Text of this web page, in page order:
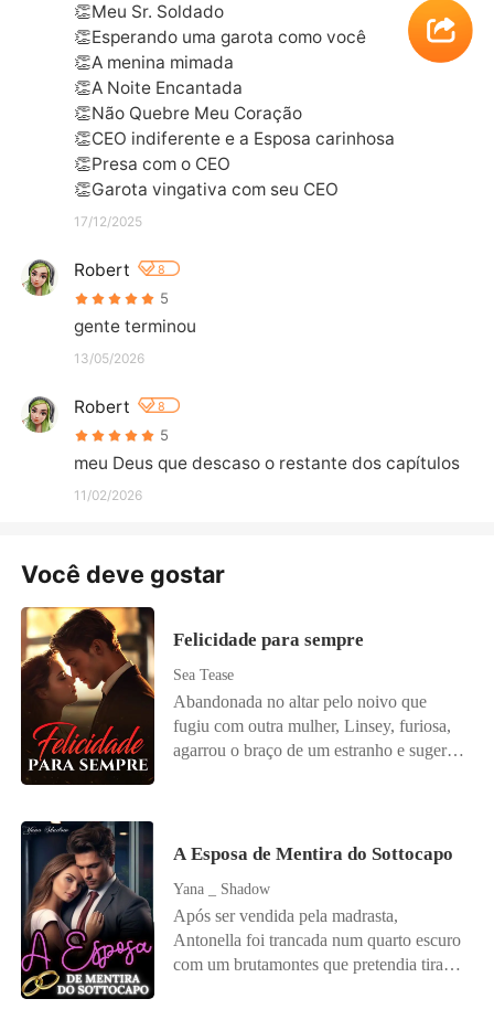
👏Meu Sr. Soldado
👏Esperando uma garota como você
👏A menina mimada
👏A Noite Encantada
👏Não Quebre Meu Coração
👏CEO indiferente e a Esposa carinhosa
👏Presa com o CEO
👏Garota vingativa com seu CEO
17/12/2025
Robert 8
5
gente terminou
13/05/2026
Robert 8
5
meu Deus que descaso o restante dos capítulos
11/02/2026
Você deve gostar
Felicidade para sempre
Sea Tease
Abandonada no altar pelo noivo que
fugiu com outra mulher, Linsey, furiosa,
agarrou o braço de um estranho e sugeriu:
inútil. Os outros, incluindo seu ex-noivo,
e eu estamos muito apaixonados!"
Enquanto todos pensavam que Linsey
estava apenas delirando, Collin se revelou
ser o homem mais rico do mundo. Na
A Esposa de Mentira do Sottocapo
Yana _ Shadow
Após ser vendida pela madrasta,
Antonella foi trancada num quarto escuro
com um brutamontes que pretendia tirar a